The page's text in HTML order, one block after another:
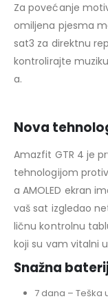
Za povećanje
omiljena pjesma
sat3 za direktnu
kontrolirajte
a.
Nova
Amazfit GTR 4 je
tehnologijom
a AMOLED ekran
vaš sat izgledao
ličnu kontrolnu
koji su vam vitalni
Snažna
7 dana – Teška